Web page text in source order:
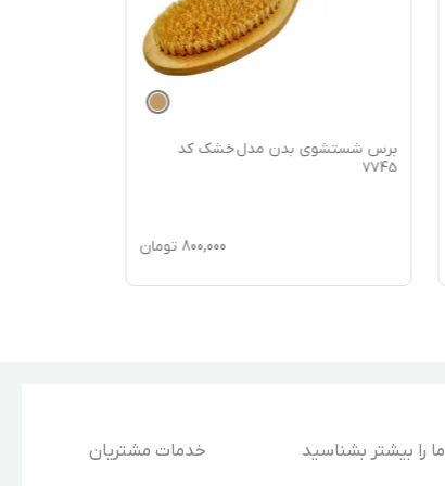
برس شستشوی بدن مدل خشک کد
7745
800,000 تومان
ما را بیشتر بشناسید خدمات مشتریان